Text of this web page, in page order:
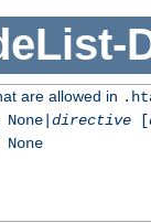
-
are allowed in
directive[